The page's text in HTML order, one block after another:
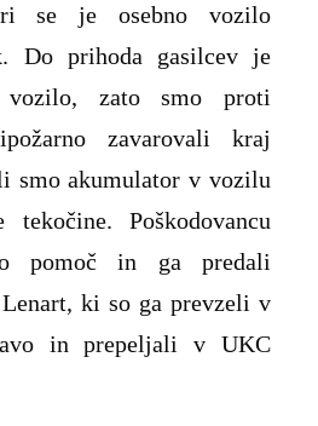
se je osebno vozilo
Do prihoda gasilcev je
vozilo, zato smo proti
zavarovali kraj
smo akumulator v vozilu
Poškodovancu
pomoč in ga predali
ki so ga prevzeli v
in prepeljali v UKC